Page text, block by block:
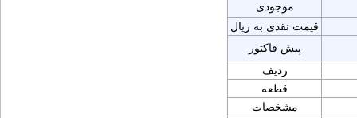
موجودی
قیمت نقدی به ریال
پیش فاکتور
ردیف
قطعه
مشخصات